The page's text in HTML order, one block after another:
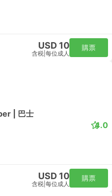
USD 10
含税 每位成人
購票
| 巴士
4.0
USD 10
含税 每位成人
購票